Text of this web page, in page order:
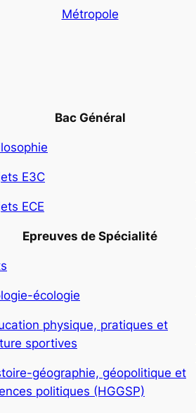
Métropole
Bac Général
E3C
ECE
Epreuves de Spécialité
écologie
physique, pratiques et
sportives
géographie, géopolitique et
politiques (HGGSP)